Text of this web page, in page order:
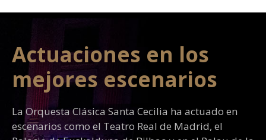
Actuaciones en los
mejores escenarios
La Orquesta Clásica Santa Cecilia ha actuado en
escenarios como el Teatro Real de Madrid, el